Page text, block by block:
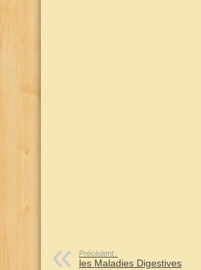
Précédent :
les Maladies Digestives